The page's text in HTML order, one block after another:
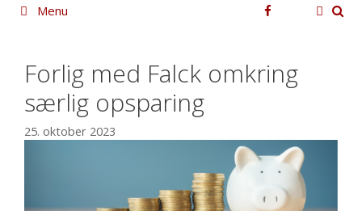
Facebook
Menu
Forlig med Falck omkring
særlig opsparing
25. oktober 2023